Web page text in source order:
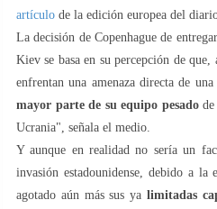
artículo de la edición europea del
La decisión de Copenhague de
Kiev se basa en su percepción de
enfrentan una amenaza directa de
mayor parte de su equipo pesado
Ucrania", señala el medio.
Y aunque en realidad no sería un
invasión estadounidense, debido a la
agotado aún más sus ya limitadas